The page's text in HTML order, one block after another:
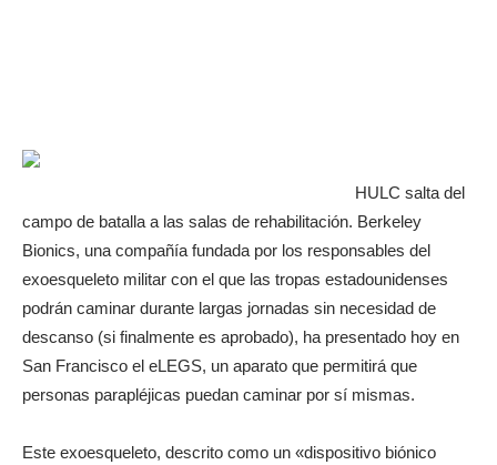
HULC salta del
campo de batalla a las salas de rehabilitación. Berkeley
Bionics, una compañía fundada por los responsables del
exoesqueleto militar con el que las tropas estadounidenses
podrán caminar durante largas jornadas sin necesidad de
descanso (si finalmente es aprobado), ha presentado hoy en
San Francisco el eLEGS, un aparato que permitirá que
personas parapléjicas puedan caminar por sí mismas.
Este exoesqueleto, descrito como un «dispositivo biónico